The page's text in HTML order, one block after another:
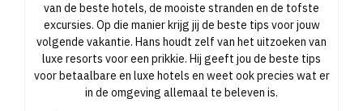
van de beste hotels, de mooiste stranden en de tofste
excursies. Op die manier krijg jij de beste tips voor jouw
volgende vakantie. Hans houdt zelf van het uitzoeken van
luxe resorts voor een prikkie. Hij geeft jou de beste tips
voor betaalbare en luxe hotels en weet ook precies wat er
in de omgeving allemaal te beleven is.